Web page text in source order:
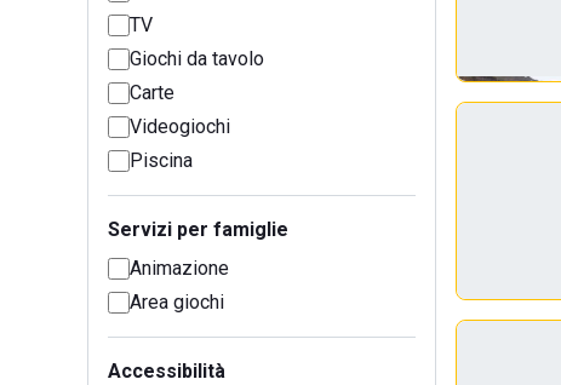
TV
Giochi da tavolo
Carte
Videogiochi
Piscina
Servizi per famiglie
Animazione
Area giochi
Accessibilità